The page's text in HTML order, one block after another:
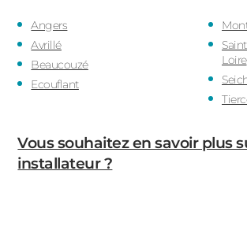
Angers
Avrillé
Beaucouzé
Ecouflant
Loire
Vous souhaitez en savoir plus
installateur ?